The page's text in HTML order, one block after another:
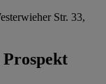
Str. 33,